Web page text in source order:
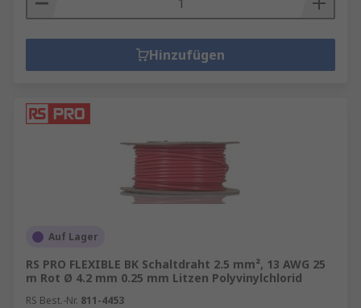
LeiterquerschnittDer richtige Querschnitt
ist entscheidend für die Strombelastbarkeit.
Typische Größen reichen von 0,14 mm² bis
Temperaturbeständigkeit
müssen Leitungen hohen oder niedrigen
Temperaturen standhalten.
Isolationsmaterial PVC ist die
Standardlösung, während Silikon oder
sind.
Normen und Zertifizierungen
Achten Sie
auf relevante Standards wie VDE oder UL,
um maximale Sicherheit zu gewährleisten.
Hinzufügen
Auf Lager
RS PRO FLEXIBLE BK Schaltdraht 2.5 mm², 13 AWG 25
m Rot Ø 4.2 mm 0.25 mm Litzen Polyvinylchlorid
RS Best.-Nr. 811-4453